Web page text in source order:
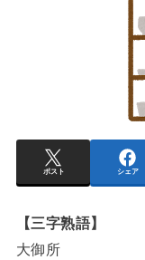
ポスト シェア
【三字熟語】
大御所